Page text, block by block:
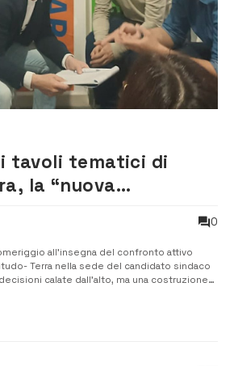
tavoli tematici di
la “nuova
0
all’insegna del confronto attivo
Terra nella sede del candidato sindaco
calate dall’alto, ma una costruzione
l’ultima domenica di lavori, che ...